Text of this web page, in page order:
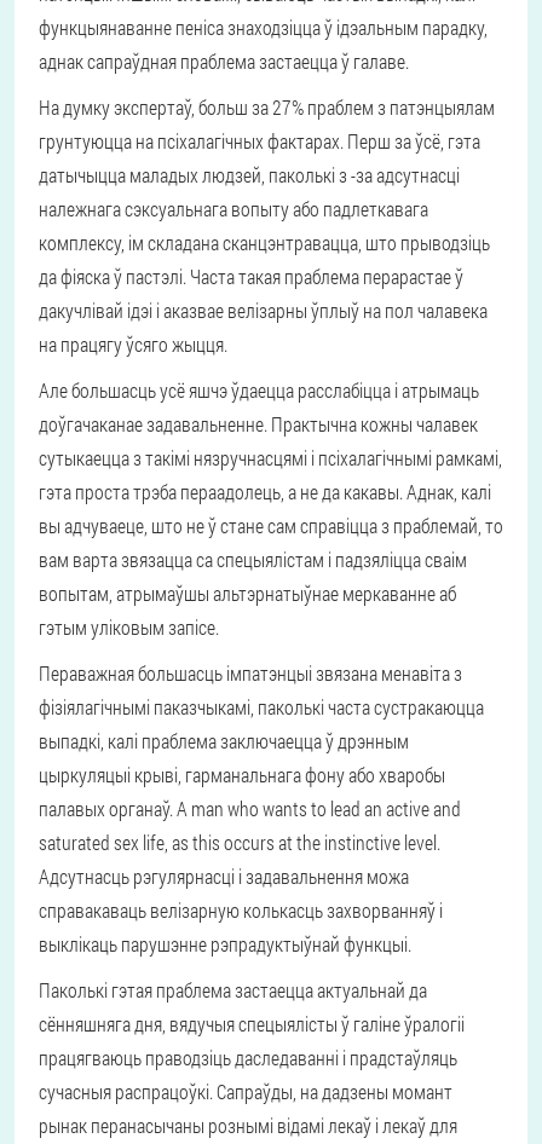
функцыянаванне пеніса знаходзіцца ў ідэальным парадку,
аднак сапраўдная праблема застаецца ў галаве.
На думку экспертаў, больш за 27% праблем з патэнцыялам
грунтуюцца на псіхалагічных фактарах. Перш за ўсё, гэта
датычыцца маладых людзей, паколькі з -за адсутнасці
належнага сэксуальнага вопыту або падлеткавага
комплексу, ім складана сканцэнтравацца, што прыводзіць
да фіяска ў пастэлі. Часта такая праблема перарастае ў
дакучлівай ідэі і аказвае велізарны ўплыў на пол чалавека
на працягу ўсяго жыцця.
Але большасць усё яшчэ ўдаецца расслабіцца і атрымаць
доўгачаканае задавальненне. Практычна кожны чалавек
сутыкаецца з такімі нязручнасцямі і псіхалагічнымі рамкамі,
гэта проста трэба пераадолець, а не да какавы. Аднак, калі
вы адчуваеце, што не ў стане сам справіцца з праблемай, то
вам варта звязацца са спецыялістам і падзяліцца сваім
вопытам, атрымаўшы альтэрнатыўнае меркаванне аб
гэтым уліковым запісе.
Пераважная большасць імпатэнцыі звязана менавіта з
фізіялагічнымі паказчыкамі, паколькі часта сустракаюцца
выпадкі, калі праблема заключаецца ў дрэнным
цыркуляцыі крыві, гарманальнага фону або хваробы
палавых органаў. A man who wants to lead an active and
saturated sex life, as this occurs at the instinctive level.
Адсутнасць рэгулярнасці і задавальнення можа
справакаваць велізарную колькасць захворванняў і
выклікаць парушэнне рэпрадуктыўнай функцыі.
Паколькі гэтая праблема застаецца актуальнай да
сённяшняга дня, вядучыя спецыялісты ў галіне ўралогіі
працягваюць праводзіць даследаванні і прадстаўляць
сучасныя распрацоўкі. Сапраўды, на дадзены момант
рынак перанасычаны рознымі відамі лекаў і лекаў для